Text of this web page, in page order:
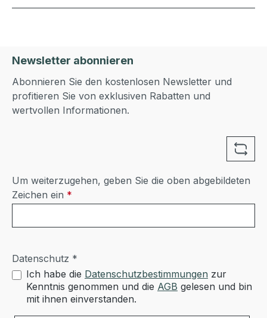
Newsletter abonnieren
Abonnieren Sie den kostenlosen Newsletter und
profitieren Sie von exklusiven Rabatten und
wertvollen Informationen.
Um weiterzugehen, geben Sie die oben abgebildeten
Zeichen ein *
Datenschutz *
Ich habe die Datenschutzbestimmungen zur
Kenntnis genommen und die AGB gelesen und bin
mit ihnen einverstanden.